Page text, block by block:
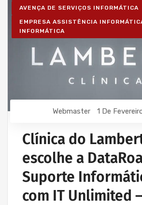
AVENÇA DE SERVIÇOS INFORMÁTICA
EMPRESA ASSISTÊNCIA
INFORMÁTICA
Webmaster 1 De
Clínica do
escolhe a
Suporte
com IT Unlimited –